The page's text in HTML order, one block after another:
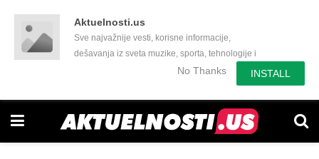
Aktuelnosti.us
Sve najvažnije vesti, korisne informacije,
dešavanja iz sveta muzike, sporta, tehnologije i
još mnogo toga zanimljivog.No Thanks INSTALL